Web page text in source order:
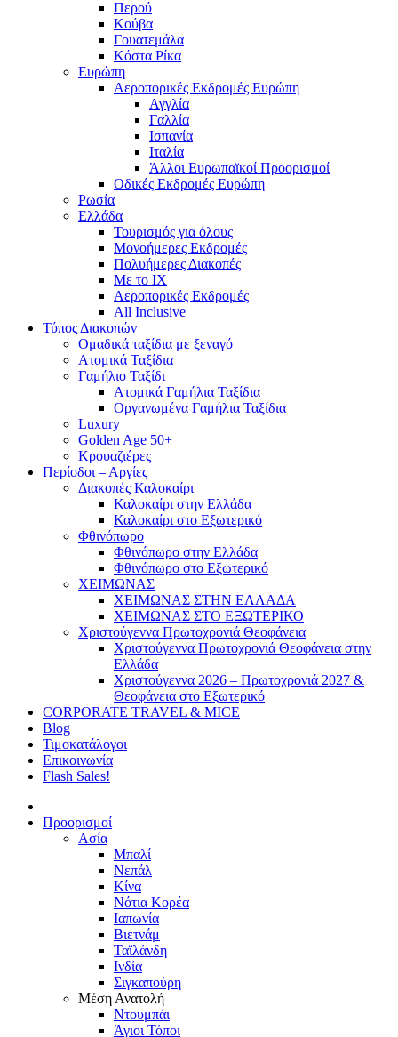
Περού
Κούβα
Γουατεμάλα
Κόστα Ρίκα
Ευρώπη
Αεροπορικές Εκδρομές Ευρώπη
Αγγλία
Γαλλία
Ισπανία
Ιταλία
Άλλοι Ευρωπαϊκοί Προορισμοί
Οδικές Εκδρομές Ευρώπη
Ρωσία
Ελλάδα
Τουρισμός για όλους
Mονοήμερες Εκδρομές
Πολυήμερες Διακοπές
Με το ΙΧ
Αεροπορικές Εκδρομές
All Inclusive
Τύπος Διακοπών
Ομαδικά ταξίδια με ξεναγό
Ατομικά Ταξίδια
Γαμήλιο Ταξίδι
Ατομικά Γαμήλια Ταξίδια
Οργανωμένα Γαμήλια Ταξίδια
Luxury
Golden Age 50+
Κρουαζιέρες
Περίοδοι – Αργίες
Διακοπές Καλοκαίρι
Καλοκαίρι στην Ελλάδα
Καλοκαίρι στο Εξωτερικό
Φθινόπωρο
Φθινόπωρο στην Ελλάδα
Φθινόπωρο στο Εξωτερικό
ΧΕΙΜΩΝΑΣ
ΧΕΙΜΩΝΑΣ ΣΤΗΝ ΕΛΛΑΔΑ
ΧΕΙΜΩΝΑΣ ΣΤΟ ΕΞΩΤΕΡΙΚΟ
Χριστούγεννα Πρωτοχρονιά Θεοφάνεια
Χριστούγεννα Πρωτοχρονιά Θεοφάνεια στην
Ελλάδα
Χριστούγεννα 2026 – Πρωτοχρονιά 2027 &
Θεοφάνεια στο Εξωτερικό
CORPORATE TRAVEL & MICE
Blog
Τιμοκατάλογοι
Επικοινωνία
Flash Sales!
Προορισμοί
Ασία
Μπαλί
Νεπάλ
Κίνα
Νότια Κορέα
Ιαπωνία
Βιετνάμ
Ταϊλάνδη
Ινδία
Σιγκαπούρη
Μέση Ανατολή
Ντουμπάι
Άγιοι Τόποι